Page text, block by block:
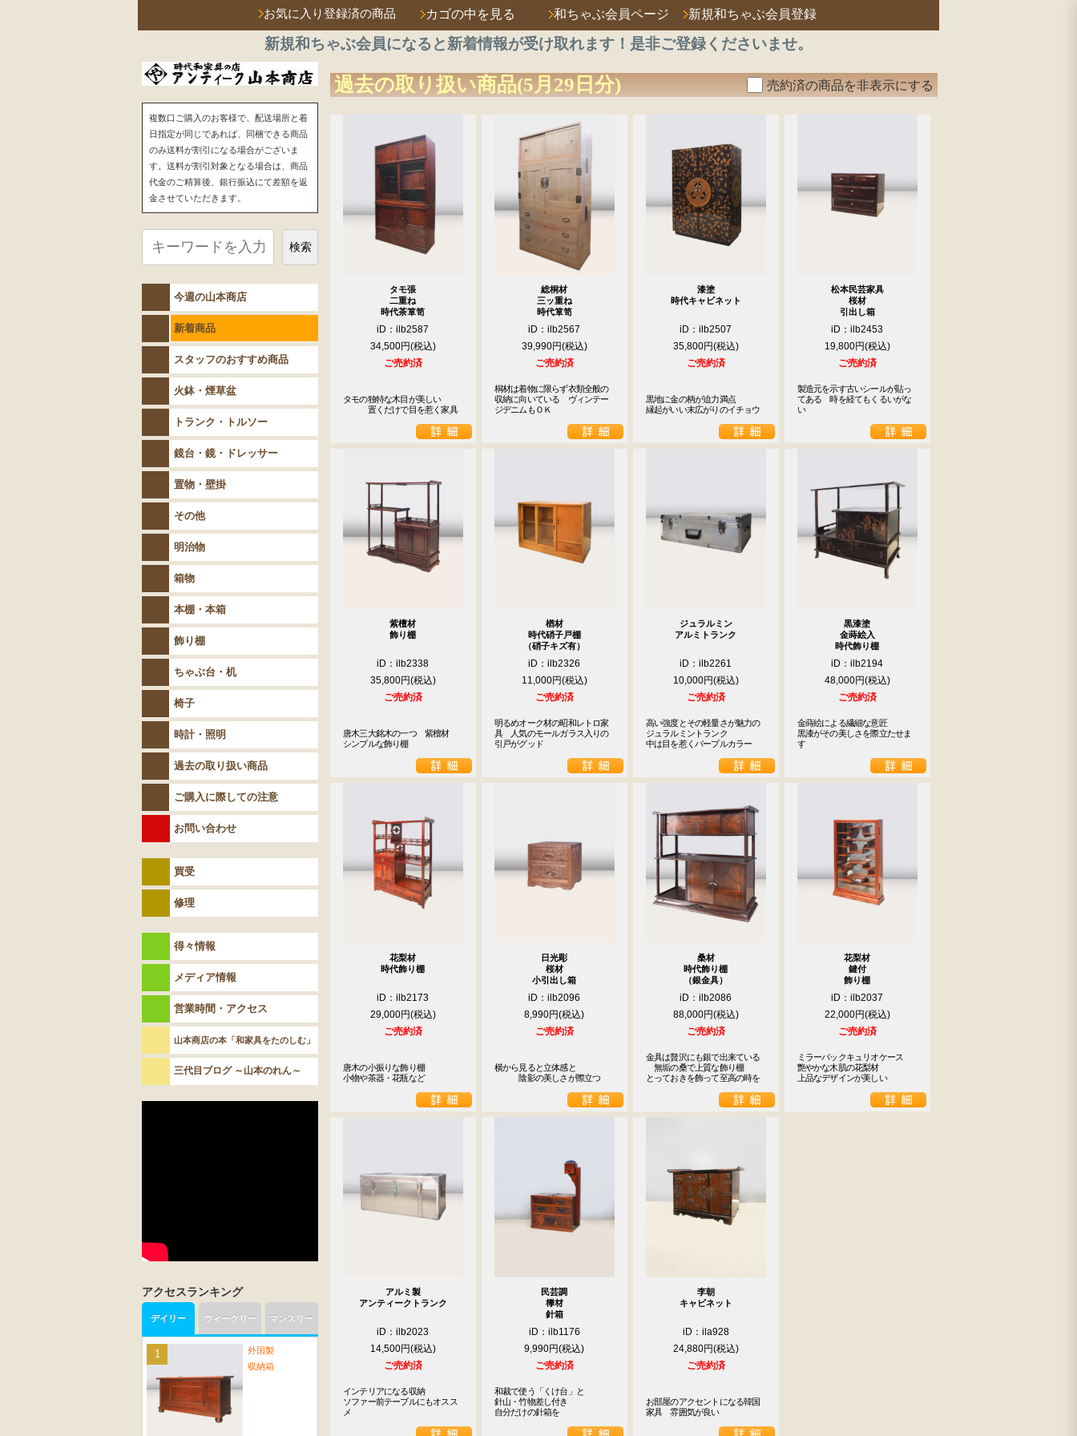
お気に入り登録済の商品 カゴの中を見る 和ちゃぶ会員ページ 新規和ちゃぶ会員登録
新規和ちゃぶ会員になると新着情報が受け取れます！是非ご登録くださいませ。
過去の取り扱い商品(5月29日分) 売約済の商品を非表示にする
タモ張
二重ね
時代茶箪笥
iD：ilb2587
34,500円
ご売約済
タモの独特な木目が美しい
置くだけで目を惹く家具
総桐材
三ッ重ね
時代箪笥
iD：ilb2567
39,990円
ご売約済
桐材は着物に限らず衣類全般の
収納に向いている　ヴィンテー
ジデニムもＯＫ
漆塗
時代キャビネット
iD：ilb2507
35,800円
ご売約済
黒地に金の柄が迫力満点
縁起がいい末広がりのイチョウ
松本民芸家具
桜材
引出し箱
iD：ilb2453
19,800円
ご売約済
製造元を示す古いシールが貼っ
てある　時を経てもくるいがな
い
紫檀材
飾り棚
iD：ilb2338
35,800円
ご売約済
唐木三大銘木の一つ　紫檀材
シンプルな飾り棚
楢材
時代硝子戸棚
（硝子キズ有）
iD：ilb2326
11,000円
ご売約済
明るめオーク材の昭和レトロ家
具　人気のモールガラス入りの
引戸がグッド
ジュラルミン
アルミトランク
iD：ilb2261
10,000円
ご売約済
高い強度とその軽量さが魅力の
ジュラルミントランク
中は目を惹くパープルカラー
黒漆塗
金蒔絵入
時代飾り棚
iD：ilb2194
48,000円
ご売約済
金蒔絵による繊細な意匠
黒漆がその美しさを際立たせま
す
花梨材
時代飾り棚
iD：ilb2173
29,000円
ご売約済
唐木の小振りな飾り棚
小物や茶器・花瓶など
日光彫
桜材
小引出し箱
iD：ilb2096
8,990円
ご売約済
横から見ると立体感と
陰影の美しさが際立つ
桑材
時代飾り棚
（銀金具）
iD：ilb2086
88,000円
ご売約済
金具は贅沢にも銀で出来ている
無垢の桑で上質な飾り棚
とっておきを飾って至高の時を
花梨材
鍵付
飾り棚
iD：ilb2037
22,000円
ご売約済
ミラーバックキュリオケース
艶やかな木肌の花梨材
上品なデザインが美しい
アルミ製
アンティークトランク
iD：ilb2023
14,500円
ご売約済
インテリアになる収納
ソファー前テーブルにもオスス
メ
民芸調
﨔材
針箱
iD：ilb1176
9,990円
ご売約済
和裁で使う「くけ台」と
針山・竹物差し付き
自分だけの針箱を
李朝
キャビネット
iD：ila928
24,880円
ご売約済
お部屋のアクセントになる韓国
家具　雰囲気が良い
複数口ご購入のお客様で、配送場所と着
日指定が同じであれば、同梱できる商品
のみ送料が割引になる場合がございま
す。送料が割引対象となる場合は、商品
代金のご精算後、銀行振込にて差額を返
金させていただきます。
検索
今週の山本商店
新着商品
スタッフのおすすめ商品
火鉢・煙草盆
トランク・トルソー
鏡台・鏡・ドレッサー
置物・壁掛
その他
明治物
箱物
本棚・本箱
飾り棚
ちゃぶ台・机
椅子
時計・照明
過去の取り扱い商品
ご購入に際しての注意
お問い合わせ
買受
修理
得々情報
メディア情報
営業時間・アクセス
山本商店の本「和家具をたのしむ」
三代目ブログ ～山本のれん～
アクセスランキング
デイリー
外国製
収納箱
ウィークリー マンスリー